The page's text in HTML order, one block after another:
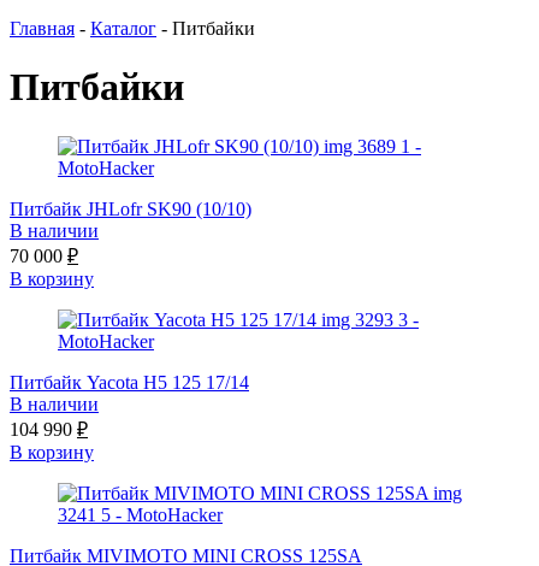
Главная - Каталог - Питбайки
Питбайки
Питбайк JHLofr SK90 (10/10)
В наличии
70 000 ₽
В корзину
Питбайк Yacota H5 125 17/14
В наличии
104 990 ₽
В корзину
Питбайк MIVIMOTO MINI СROSS 125SA